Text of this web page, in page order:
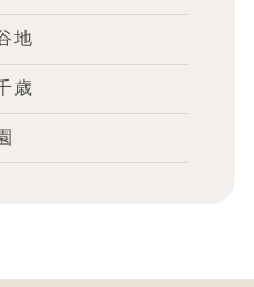
地
歳